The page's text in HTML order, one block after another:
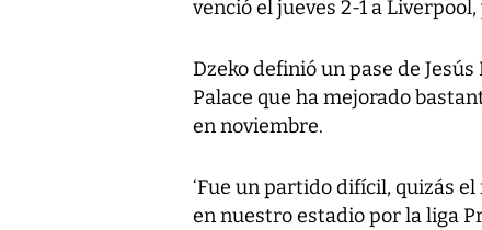
venció el jueves 2-1 a
Dzeko definió un pase de
Palace que ha mejorado
en noviembre.
‘Fue un partido difícil, quizás
en nuestro estadio por la liga